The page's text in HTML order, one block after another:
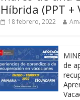
Híbrida (PPT +
18 febrero, 2022
de